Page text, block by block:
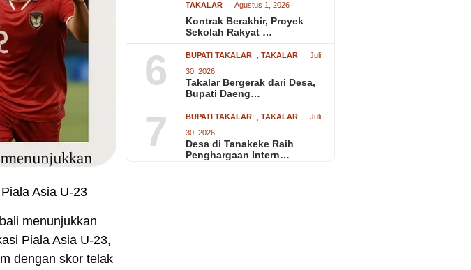
Asia U-23
menunjukkan
Piala Asia U-23,
dengan skor telak
TAKALAR
Agustus 1, 2026
Kontrak Berakhir, Proyek
Sekolah Rakyat …
6 BUPATI TAKALAR ,TAKALAR
Juli
30, 2026
Takalar Bergerak dari Desa,
Bupati Daeng…
7 BUPATI TAKALAR ,TAKALAR
Juli
30, 2026
Desa di Tanakeke Raih
Penghargaan Intern…